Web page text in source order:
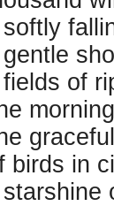
of
birds in